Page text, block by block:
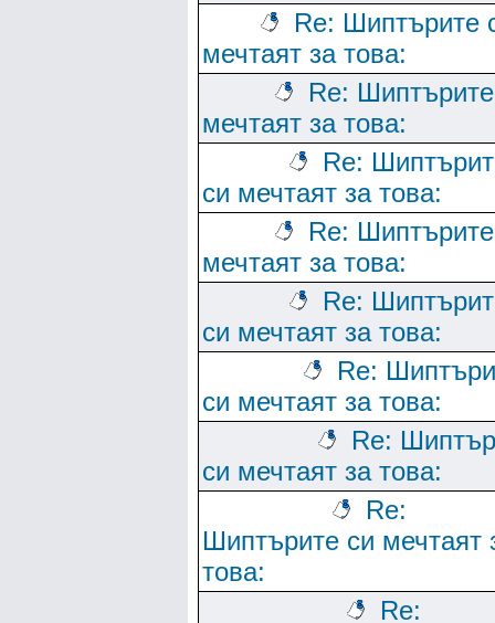
Re: Шиптърите
мечтаят за това:
Re:
мечтаят за това:
Re:
си мечтаят за това:
Re:
мечтаят за това:
Re:
си мечтаят за това:
Re:
си мечтаят за това:
Re:
си мечтаят за това:
Re:
Шиптърите си мечтаят
това:
Re: